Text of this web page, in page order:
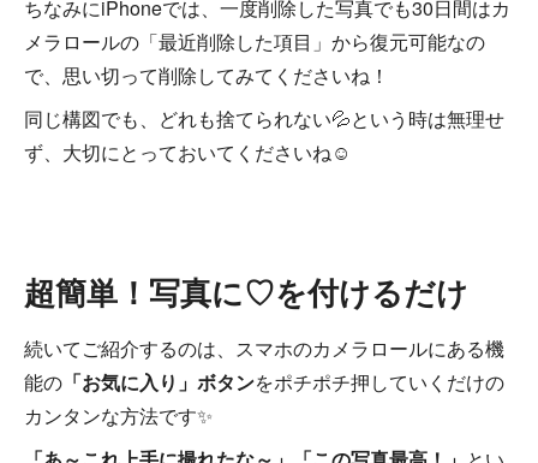
ちなみにiPhoneでは、一度削除した写真でも30日間はカ
メラロールの「最近削除した項目」から復元可能なの
で、思い切って削除してみてくださいね！
同じ構図でも、どれも捨てられない💦という時は無理せ
ず、大切にとっておいてくださいね☺
超簡単！写真に♡を付けるだけ
続いてご紹介するのは、スマホのカメラロールにある機
能の 「お気に入り」ボタンをポチポチ押していくだけの
カンタンな方法です✨